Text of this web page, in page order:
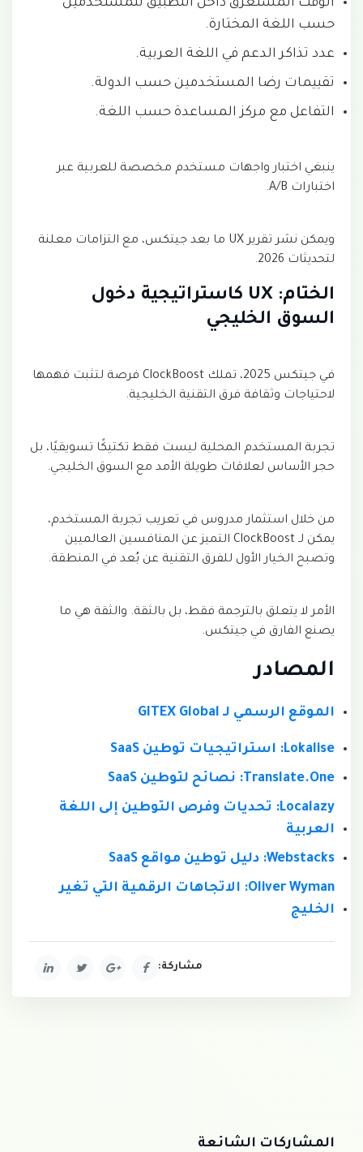
الوقت المستغرق داخل التطبيق للمستخدمين
حسب اللغة المختارة.
عدد تذاكر الدعم في اللغة العربية.
تقييمات رضا المستخدمين حسب الدولة.
التفاعل مع مركز المساعدة حسب اللغة.
ينبغي اختبار واجهات مستخدم مخصصة للعربية عبر
اختبارات A/B.
ويمكن نشر تقرير UX ما بعد جيتكس، مع التزامات معلنة
لتحديثات 2026.
الختام: UX كاستراتيجية دخول
السوق الخليجي
في جيتكس 2025، تملك ClockBoost فرصة لتثبت فهمها
لاحتياجات وثقافة فرق التقنية الخليجية.
تجربة المستخدم المحلية ليست فقط تكتيكًا تسويقيًا، بل
حجر الأساس لعلاقات طويلة الأمد مع السوق الخليجي.
من خلال استثمار مدروس في تعريب تجربة المستخدم،
يمكن لـ ClockBoost التميز عن المنافسين العالميين
وتصبح الخيار الأول للفرق التقنية عن بُعد في المنطقة.
الأمر لا يتعلق بالترجمة فقط، بل بالثقة. والثقة هي ما
يصنع الفارق في جيتكس.
المصادر
الموقع الرسمي لـ GITEX Global
Lokalise: استراتيجيات توطين SaaS
Translate.One: نصائح لتوطين SaaS
Localazy: تحديات وفرص التوطين إلى اللغة
العربية
Webstacks: دليل توطين مواقع SaaS
Oliver Wyman: الاتجاهات الرقمية التي تغير
الخليج
مشاركة:
المشاركات الشائعة